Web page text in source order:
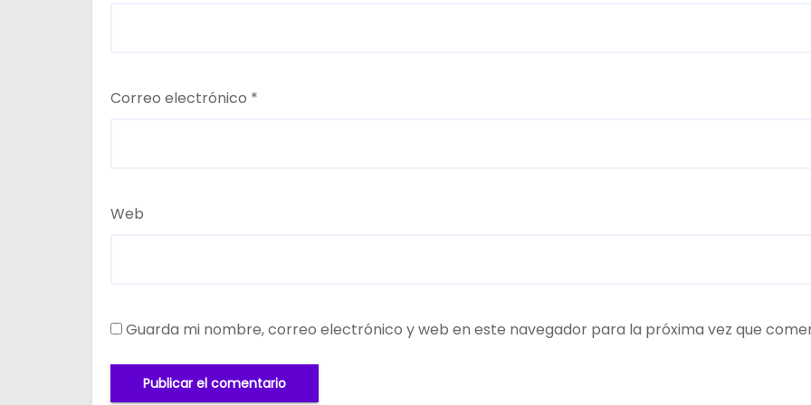
Correo electrónico *
Web
Guarda mi nombre, correo electrónico y web en este navegador para la próxima vez que